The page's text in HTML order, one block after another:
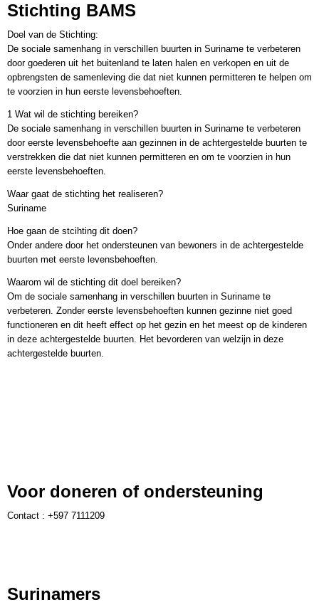
Stichting BAMS
Doel van de Stichting:
De sociale samenhang in verschillen buurten in Suriname te verbeteren
door goederen uit het buitenland te laten halen en verkopen en uit de
opbrengsten de samenleving die dat niet kunnen permitteren te helpen om
te voorzien in hun eerste levensbehoeften.
1 Wat wil de stichting bereiken?
De sociale samenhang in verschillen buurten in Suriname te verbeteren
door eerste levensbehoefte aan gezinnen in de achtergestelde buurten te
verstrekken die dat niet kunnen permitteren en om te voorzien in hun
eerste levensbehoeften.
Waar gaat de stichting het realiseren?
Suriname
Hoe gaan de stcihting dit doen?
Onder andere door het ondersteunen van bewoners in de achtergestelde
buurten met eerste levensbehoeften.
Waarom wil de stichting dit doel bereiken?
Om de sociale samenhang in verschillen buurten in Suriname te
verbeteren. Zonder eerste levensbehoeften kunnen gezinne niet goed
functioneren en dit heeft effect op het gezin en het meest op de kinderen
in deze achtergestelde buurten. Het bevorderen van welzijn in deze
achtergestelde buurten.
Voor doneren of ondersteuning
Contact : +597 7111209
Surinamers